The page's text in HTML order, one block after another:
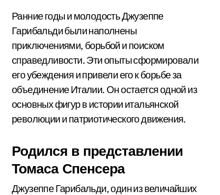
Ранние годы и молодость Джузеппе
Гарибальди были наполнены
приключениями, борьбой и поиском
справедливости. Эти опыты сформировали
его убеждения и привели его к борьбе за
объединение Италии. Он остается одной из
основных фигур в истории итальянской
революции и патриотического движения.
Родился в представлении
Томаса Спенсера
Джузеппе Гарибальди, один из величайших